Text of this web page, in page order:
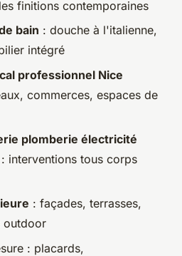
finitions contemporaines
bain : douche à l'italienne,
intégré
professionnel Nice
commerces, espaces de
plomberie électricité
: interventions tous corps
: façades, terrasses,
outdoor
: placards,